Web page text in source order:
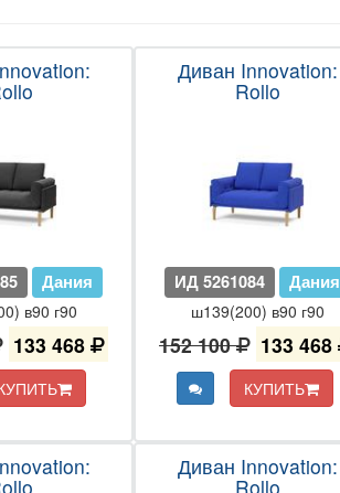
Дания
в90 г90
133 468
Диван Innovation:
Rollo
ИД 5261084 Дания
ш139(200) в90 г90
152 100 133 468
КУПИТЬ
Диван Innovation:
Rollo